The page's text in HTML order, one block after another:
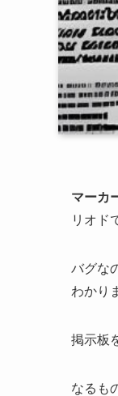
マーカ
リオド
バグな
わかり
掲示板
なるも